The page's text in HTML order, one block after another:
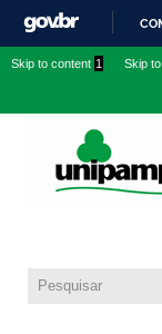
Skip to content 1 Skip